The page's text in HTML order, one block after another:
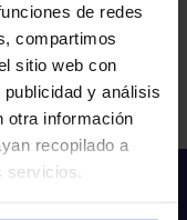
de redes
compartimos
sitio web con
y análisis
otra información
recopilado a
servicios.